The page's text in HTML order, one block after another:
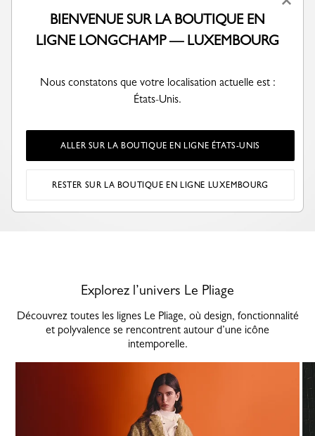
Explorez l’univers Le Pliage
Découvrez toutes les lignes Le Pliage, où design, fonctionnalité
et polyvalence se rencontrent autour d’une icône
intemporelle.
BIENVENUE SUR LA BOUTIQUE EN
LIGNE LONGCHAMP — LUXEMBOURG
Nous constatons que votre localisation actuelle est :
États-Unis.
ALLER SUR LA BOUTIQUE EN LIGNE ÉTATS-UNIS
RESTER SUR LA BOUTIQUE EN LIGNE LUXEMBOURG